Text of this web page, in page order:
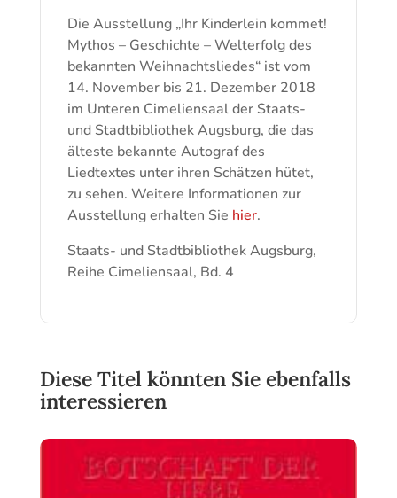
Die Ausstellung „Ihr Kinderlein kommet!
Mythos – Geschichte – Welterfolg des
bekannten Weihnachtsliedes“ ist vom
14. November bis 21. Dezember 2018
im Unteren Cimeliensaal der Staats-
und Stadtbibliothek Augsburg, die das
älteste bekannte Autograf des
Liedtextes unter ihren Schätzen hütet,
zu sehen. Weitere Informationen zur
Ausstellung erhalten Sie hier.
Staats- und Stadtbibliothek Augsburg,
Reihe Cimeliensaal, Bd. 4
Diese Titel könnten Sie ebenfalls
interessieren